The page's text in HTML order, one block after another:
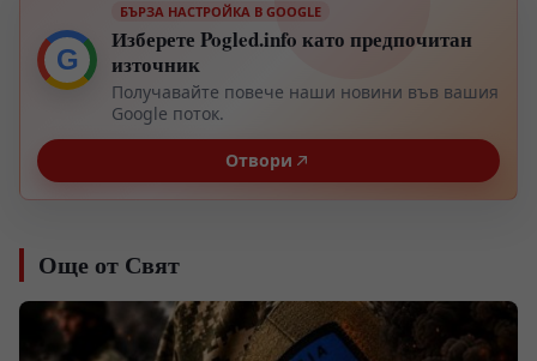
G
БЪРЗА НАСТРОЙКА В GOOGLE
Изберете Pogled.info като предпочитан
източник
Получавайте повече наши новини във вашия
Google поток.
Отвори
Още от Свят